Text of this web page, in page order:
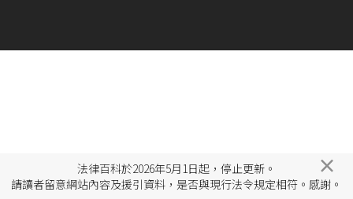
法律百科於2026年5月1日起，停止更新。
請讀者留意網站內容及援引資料，是否與現行法令規定相符。感謝。
×